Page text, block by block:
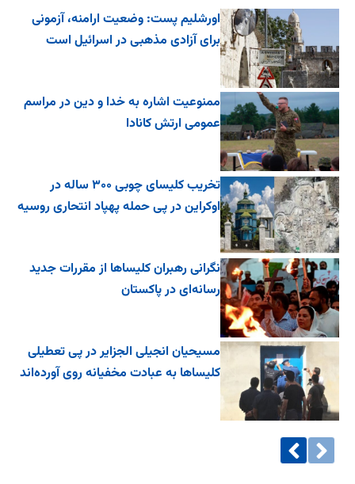
اورشلیم پست: وضعیت ارامنه، آزمونی
برای آزادی مذهبی در اسرائیل است
ممنوعیت اشاره به خدا و دین در مراسم
عمومی ارتش کانادا
تخریب کلیسای چوبی ۳۰۰ ساله در
اوکراین در پی حمله پهپاد انتحاری روسیه
نگرانی رهبران کلیساها از مقررات جدید
رسانه‌ای در پاکستان
مسیحیان انجیلی الجزایر در پی تعطیلی
کلیساها به عبادت مخفیانه روی آورده‌اند